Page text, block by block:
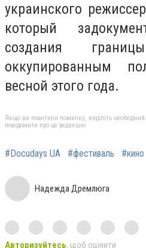
украинского
который
создания
оккупированным
весной этого года.
Якщо ви помітили помилку, виділіть
повідомити про це редакцію
#Docudays UA #фестиваль #кино
Надежда Дремлюга
Авторизуйтесь, щоб оцінити